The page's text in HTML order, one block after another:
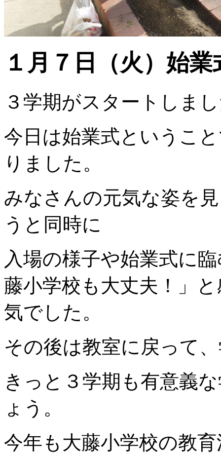
１月７日（火）始業
３学期がスタートしま
今日は始業式というこ
りました。
みなさんの元気な姿を
うと同時に
入場の様子や始業式に
藤小学校も大丈夫！」
気でした。
その後は教室に戻って
きっと３学期も有意義
ょう。
今年も大藤小学校の教